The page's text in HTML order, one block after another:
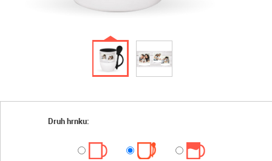
Druh hrnku: